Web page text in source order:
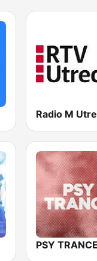
Radio M
PSY